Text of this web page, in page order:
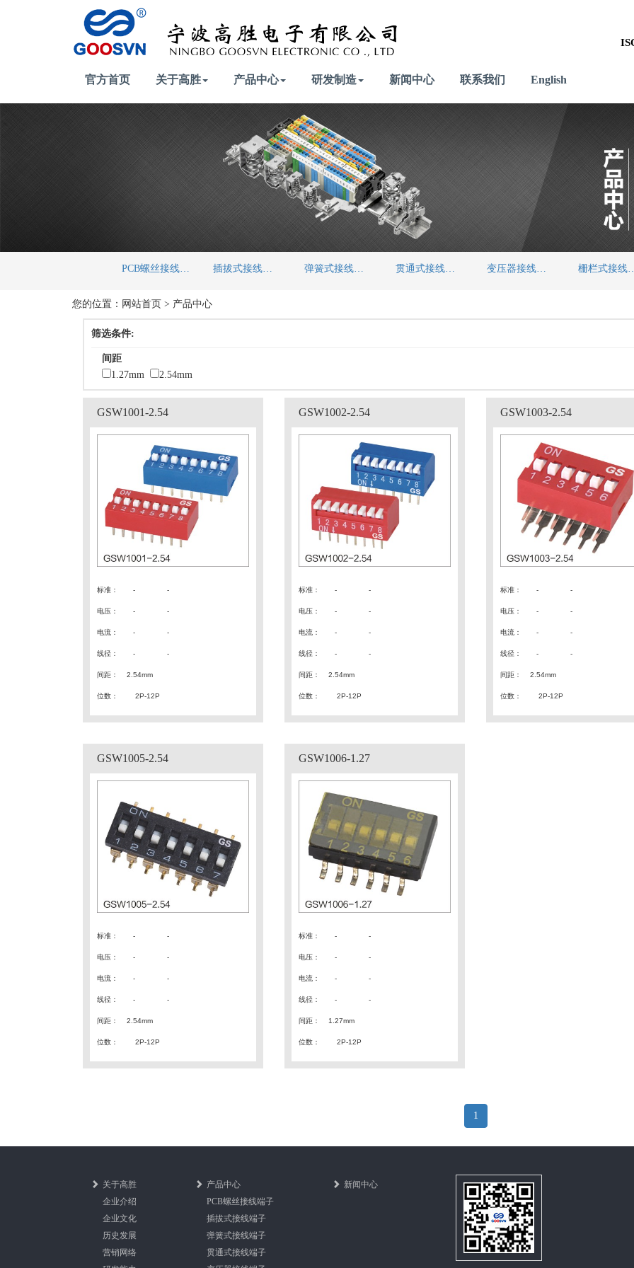
官方首页 关于高胜 产品中心 研发制造 新闻中心 联系我们 English
PCB螺丝接线端子 插拔式接线端子 弹簧式接线端子 贯通式接线端子 变压器接线端子 栅栏式
您的位置： 网站首页 > 产品中心
筛选条件:
间距
1.27mm
2.54mm
GSW1001-2.54
标准 ： - -
电压 ： - -
电流 ： - -
线径 ： - -
间距 ： 2.54mm
位数： 2P-12P
GSW1002-2.54
标准 ： - -
电压 ： - -
电流 ： - -
线径 ： - -
间距 ： 2.54mm
位数： 2P-12P
GSW1003-2.54
标准 ： - -
电压 ： - -
电流 ： - -
线径 ： - -
间距 ： 2.54mm
位数： 2P-12P
GSW1005-2.54
标准 ： - -
电压 ： - -
电流 ： - -
线径 ： - -
间距 ： 2.54mm
位数： 2P-12P
GSW1006-1.27
标准 ： - -
电压 ： - -
电流 ： - -
线径 ： - -
间距 ： 1.27mm
位数： 2P-12P
1
关于高胜
企业介绍
企业文化
历史发展
营销网络
产品中心
PCB螺丝接线端子
插拔式接线端子
弹簧式接线端子
贯通式接线端子
新闻中心